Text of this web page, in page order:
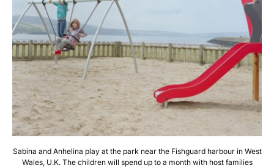
Sabina and Anhelina play at the park near the Fishguard harbour in West
Wales, U.K. The children will spend up to a month with host families